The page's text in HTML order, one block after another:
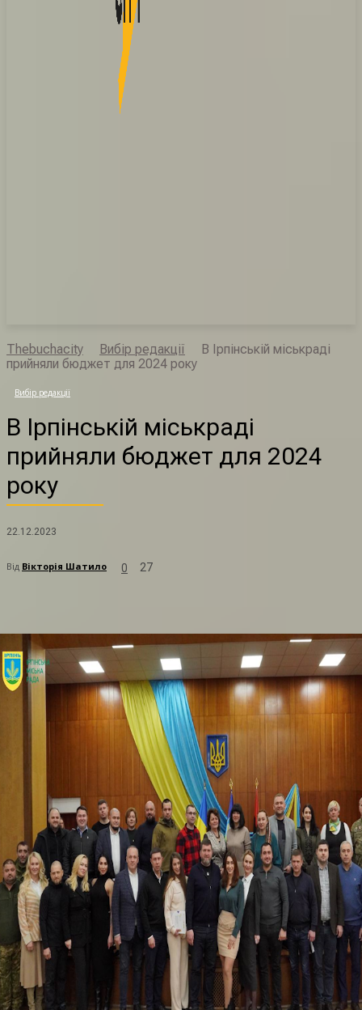
Thebuchacity Вибір редакції
В Ірпінській міськраді
прийняли бюджет для 2024 року
Вибір редакції
В Ірпінській міськраді
прийняли бюджет для 2024
року
22.12.2023
Від Вікторія Шатило 0 27